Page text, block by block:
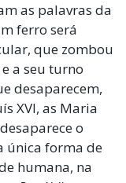
as palavras da
ferro será
que zombou
a seu turno
desaparecem,
XVI, as Maria
o
única forma de
humana, na